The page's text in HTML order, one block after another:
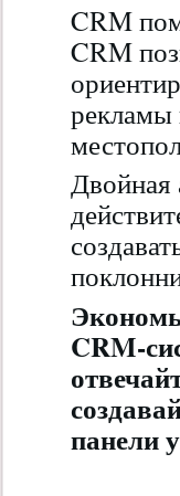
CRM
CRM
рекламы
Двойная
CRM-
панели